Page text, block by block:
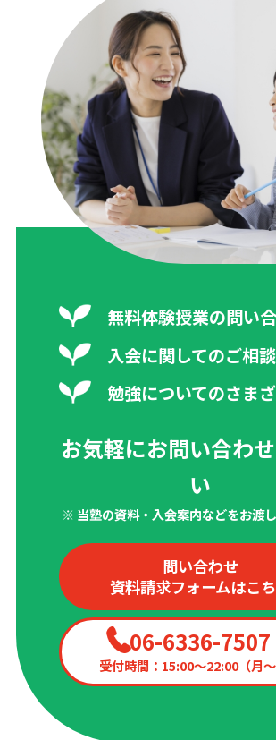
無料体験授業の問い
入会に関してのご相
勉強についてのさま
お気軽にお問い合わ
い
※ 当塾の資料・入会案内などをお渡
問い合わせ
資料請求フォームはこ
06-6336-7507
受付時間：15:00〜22:00（月〜